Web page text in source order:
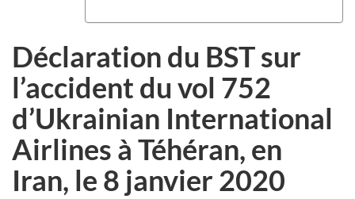
Déclaration du BST sur
l’accident du vol 752
d’Ukrainian International
Airlines à Téhéran, en
Iran, le 8 janvier 2020